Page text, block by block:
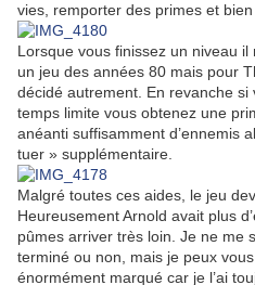
vies, remporter des primes et bien
Lorsque vous finissez un niveau il
un jeu des années 80 mais pour
décidé autrement. En revanche
temps limite vous obtenez une
anéanti suffisamment d’ennemis
tuer » supplémentaire.
Malgré toutes ces aides, le jeu
Heureusement Arnold avait plus
pûmes arriver très loin. Je ne me
terminé ou non, mais je peux
énormément marqué car je l’ai